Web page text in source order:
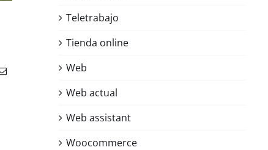
Correo
Teletrabajo
Tienda online
Web
Web actual
Web assistant
Woocommerce